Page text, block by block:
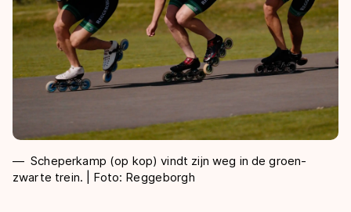
Scheperkamp (op kop) vindt zijn weg in de groen-
zwarte trein. | Foto: Reggeborgh